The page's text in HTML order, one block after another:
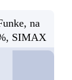
na
SIMAX